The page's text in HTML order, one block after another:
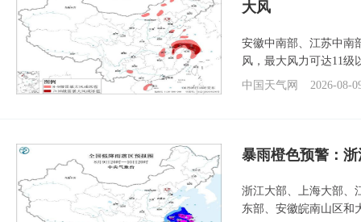
大风
安徽中南部、江苏中南
风，最大风力可达11级
中国天气网
2026-08-
暴雨橙色预警：
浙江大部、上海大部、
东部、安徽皖南山区和